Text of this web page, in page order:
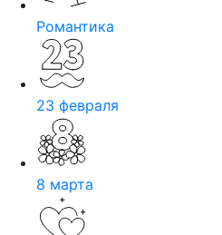
Романтика
23 февраля
8 марта